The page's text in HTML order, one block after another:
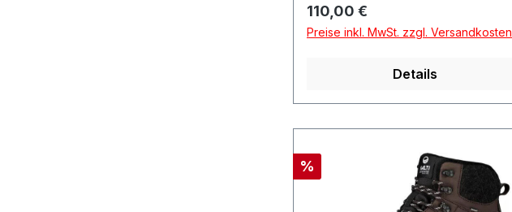
Regulärer Preis:
110,00 €
Preise inkl. MwSt. zzgl. Versandkosten
Details
Rabatt
%